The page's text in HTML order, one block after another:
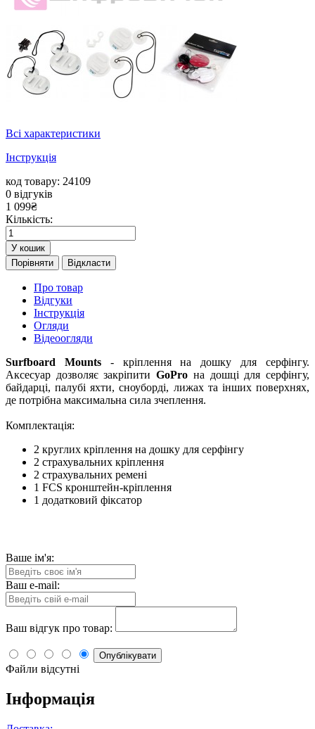
Всі характеристики
Інструкція
код товару: 24109
0 відгуків
1 099₴
Кількість:
У кошик
Порівняти
Відкласти
Про товар
Відгуки
Інструкція
Огляди
Відеоогляди
Surfboard Mounts - кріплення на дошку для серфінгу.
Аксесуар дозволяє закріпитиGoPro на дошці для серфінгу,
байдарці, палубі яхти, сноуборді, лижах та інших поверхнях,
де потрібна максимальна сила зчеплення.
Комплектація:
2 круглих кріплення на дошку для серфінгу
2 страхувальних кріплення
2 страхувальних ремені
1 FCS кронштейн-кріплення
1 додатковий фіксатор
Ваше ім'я:
Ваш e-mail:
Ваш відгук про товар:
Опублікувати
Файли відсутні
Інформація